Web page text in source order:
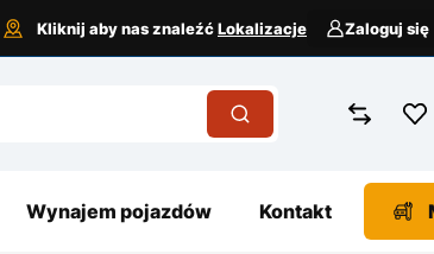
Kliknij aby nas znaleźćLokalizacje Zaloguj się
Wynajem pojazdów Kontakt